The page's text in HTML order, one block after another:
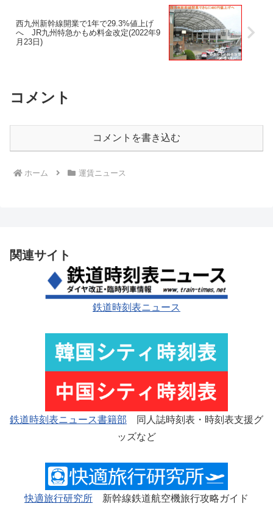
西九州新幹線開業で1年で29.3%値上げ
へ JR九州特急かもめ料金改定(2022年9
月23日)
コメント
コメントを書き込む
ホーム 運賃ニュース
関連サイト
鉄道時刻表ニュース
鉄道時刻表ニュース書籍部 同人誌時刻表・時刻表支援グ
ッズなど
快適旅行研究所 新幹線鉄道航空機旅行攻略ガイド